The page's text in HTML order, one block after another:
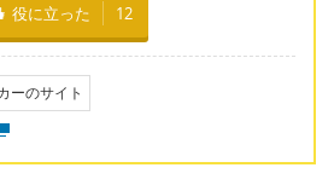
役に立った 12
ーのサイト